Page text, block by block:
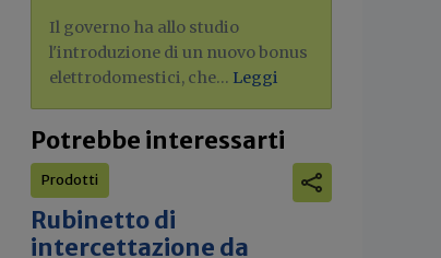
Il governo ha allo studio
l'introduzione di un nuovo bonus
elettrodomestici, che... Leggi
Potrebbe interessarti
Prodotti
Rubinetto di
intercettazione da